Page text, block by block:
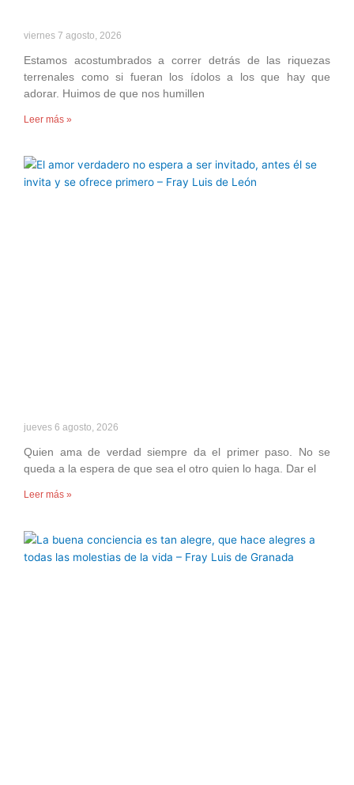
viernes 7 agosto, 2026
Estamos acostumbrados a correr detrás de las riquezas
terrenales como si fueran los ídolos a los que hay que
adorar. Huimos de que nos humillen
Leer más »
jueves 6 agosto, 2026
Quien ama de verdad siempre da el primer paso. No se
queda a la espera de que sea el otro quien lo haga. Dar el
Leer más »